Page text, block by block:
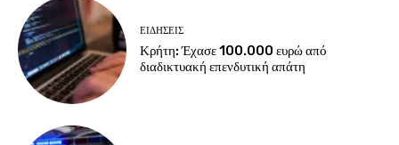
ΕΙΔΗΣΕΙΣ
Κρήτη: Έχασε 100.000 ευρώ από
διαδικτυακή επενδυτική απάτη